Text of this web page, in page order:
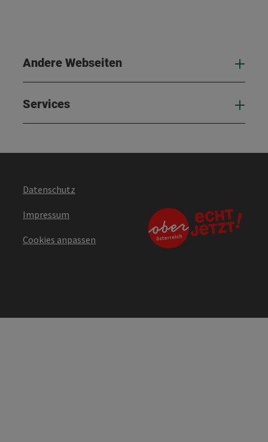
Andere Webseiten
Services
Datenschutz
Impressum
Cookies anpassen